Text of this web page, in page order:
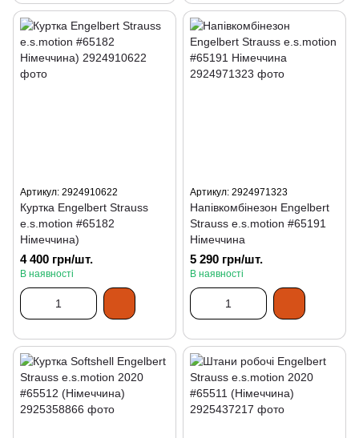
Артикул: 2924910622
Куртка Engelbert Strauss
e.s.motion #65182
Німеччина)
4 400 грн/шт.
В наявності
Артикул: 2924971323
Напівкомбінезон Engelbert
Strauss e.s.motion #65191
Німеччина
5 290 грн/шт.
В наявності